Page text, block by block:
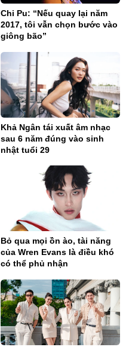
Chi Pu: “Nếu quay lại năm
2017, tôi vẫn chọn bước vào
giông bão”
Khả Ngân tái xuất âm nhạc
sau 6 năm đúng vào sinh
nhật tuổi 29
Bỏ qua mọi ồn ào, tài năng
của Wren Evans là điều khó
có thể phủ nhận